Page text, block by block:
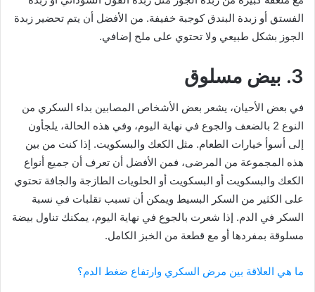
الفستق أو زبدة البندق كوجبة خفيفة. من الأفضل أن يتم تحضير زبدة
الجوز بشكل طبيعي ولا تحتوي على ملح إضافي.
3. بيض مسلوق
في بعض الأحيان، يشعر بعض الأشخاص المصابين بداء السكري من
النوع 2 بالضعف والجوع في نهاية اليوم، وفي هذه الحالة، يلجأون
إلى أسوأ خيارات الطعام. مثل الكعك والبسكويت. إذا كنت من بين
هذه المجموعة من المرضى، فمن الأفضل أن تعرف أن جميع أنواع
الكعك والبسكويت أو البسكويت أو الحلويات الطازجة والجافة تحتوي
على الكثير من السكر البسيط ويمكن أن تسبب تقلبات في نسبة
السكر في الدم. إذا شعرت بالجوع في نهاية اليوم، يمكنك تناول بيضة
مسلوقة بمفردها أو مع قطعة من الخبز الكامل.
ما هي العلاقة بين مرض السكري وارتفاع ضغط الدم؟